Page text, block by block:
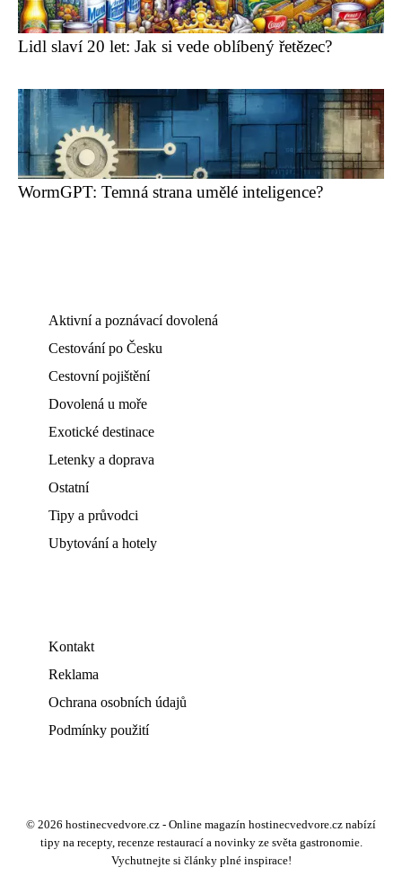
Lidl slaví 20 let: Jak si vede oblíbený řetězec?
WormGPT: Temná strana umělé inteligence?
Aktivní a poznávací dovolená
Cestování po Česku
Cestovní pojištění
Dovolená u moře
Exotické destinace
Letenky a doprava
Ostatní
Tipy a průvodci
Ubytování a hotely
Kontakt
Reklama
Ochrana osobních údajů
Podmínky použití
© 2026 hostinecvedvore.cz - Online magazín hostinecvedvore.cz nabízí
tipy na recepty, recenze restaurací a novinky ze světa gastronomie.
Vychutnejte si články plné inspirace!